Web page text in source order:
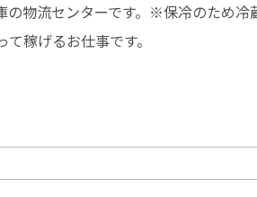
の物流センターです。※保冷のため冷
て稼げるお仕事です。